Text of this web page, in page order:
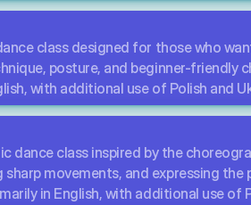
taneczne łączące technikę
ekspresję ruchu. Odpowiednie dla
z dodatkowym wykorzystaniem
class designed for those who
posture, and beginner-friendly
with additional use of Polish and
taneczne przeznaczone dla osób,
podstawową technikę, postawę i
prowadzone są głównie w
dance class inspired by the
sharp movements, and expressing
in English, with additional use of